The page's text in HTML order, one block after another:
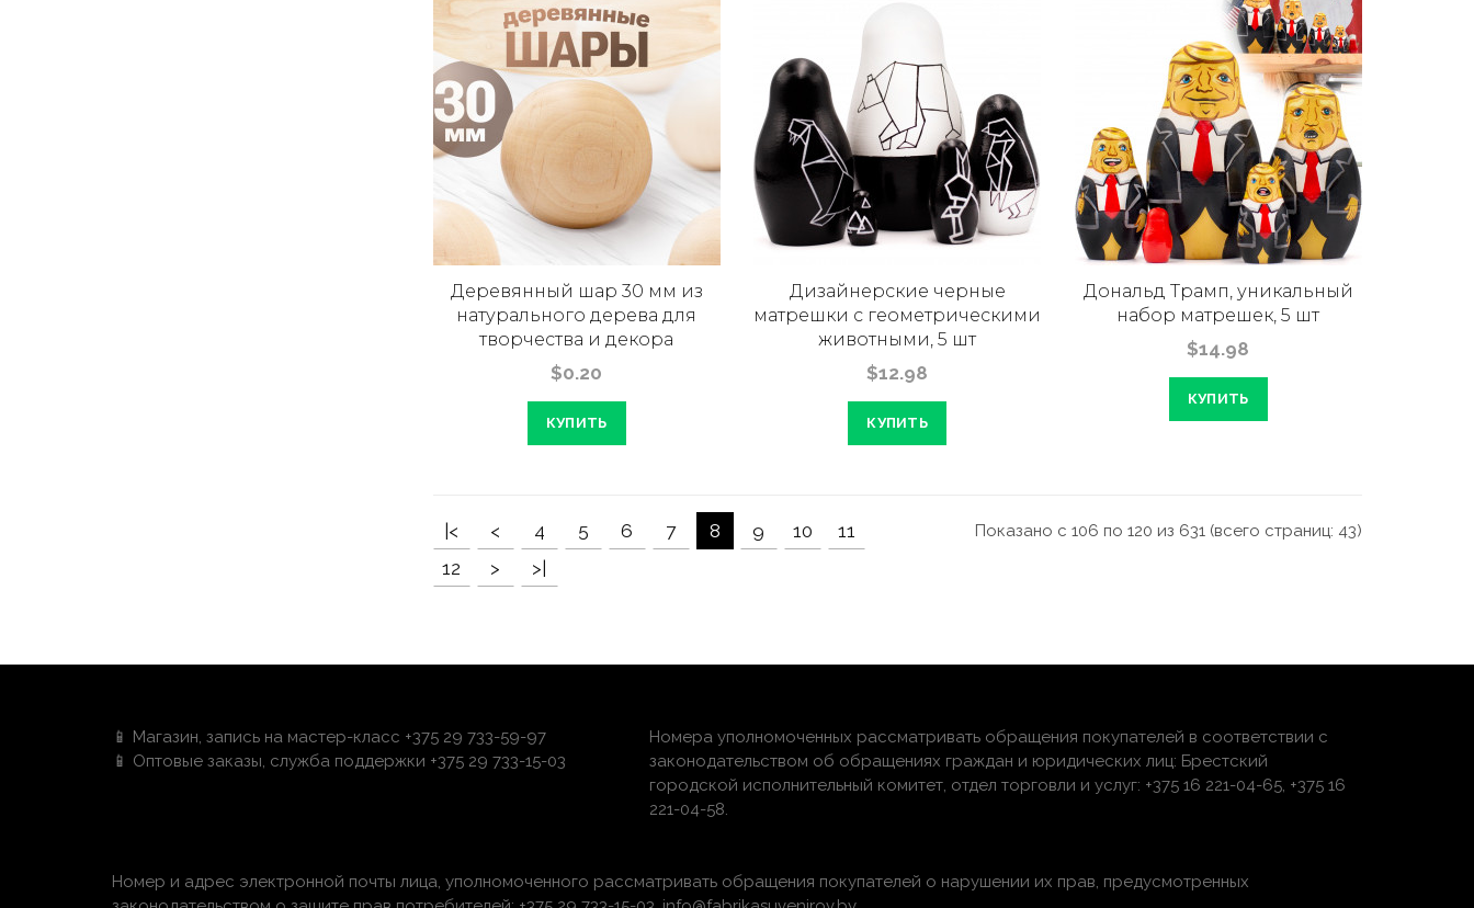
Деревянный шар 30 мм из
натурального дерева для
творчества и декора
$0.20
КУПИТЬ
Дизайнерские черные
матрешки с геометрическими
животными, 5 шт
$12.98
КУПИТЬ
Дональд Трамп, уникальный
набор матрешек, 5 шт
$14.98
КУПИТЬ
|< < 4 5 6 7 8 9 10
11
12
> >|
Показано с 106 по 120 из 631 (всего страниц: 43)
📱 Магазин, запись на мастер-класс +375 29 733-59-97
📱 Оптовые заказы, служба поддержки +375 29 733-15-03
Номера уполномоченных рассматривать обращения покупателей в соответствии с
законодательством об обращениях граждан и юридических лиц: Брестский
городской исполнительный комитет, отдел торговли и услуг: +375 16 221-04-65, +375 16
221-04-58.
Номер и адрес электронной почты лица, уполномоченного рассматривать обращения покупателей о нарушении их прав, предусмотренных